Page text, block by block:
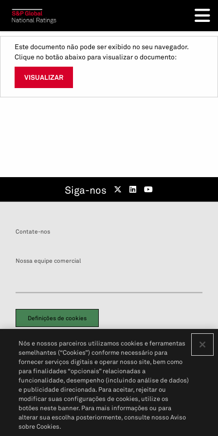
Este documento não pode ser exibido no seu navegador.
Clique no botão abaixo para visualizar o documento:
VISUALIZAR
Siga-nos
Contate-nos
Nossa equipe comercial
Definições de cookies
Política de PrivacidadePortal de privacidade do cliente (em inglês)
Não Venda Minhas Informações Pessoais© 2026 S&P Global
Nós e nossos parceiros utilizamos cookies e ferramentas
semelhantes (“Cookies”) conforme necessário para
fornecer serviços digitais e operar nosso site, bem como
para finalidades “opcionais” relacionadas a
funcionalidade, desempenho (incluindo análise de dados)
e publicidade direcionada. Para aceitar, rejeitar ou
modificar suas configurações de cookies, utilize os
botões neste banner. Para mais informações ou para
alterar sua escolha posteriormente, consulte nosso Aviso
sobre Cookies.